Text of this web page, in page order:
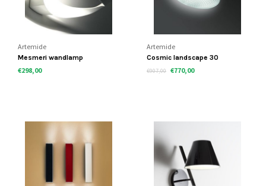
Artemide
Mesmeri wandlamp
€298,00
Artemide
Cosmic landscape 30
parete/soffito
€907,00 €770,00